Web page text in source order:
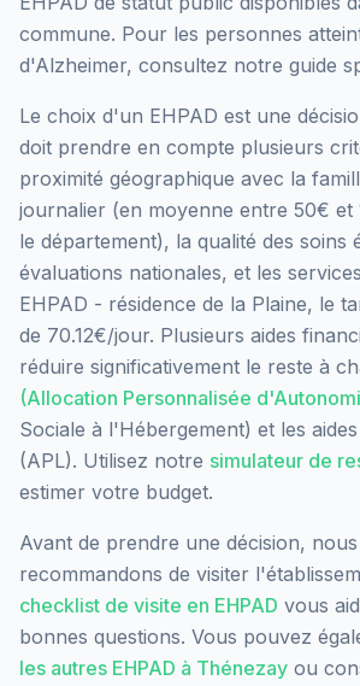
commune. Pour les personnes
d'Alzheimer, consultez notre guide
Le choix d'un EHPAD est une
doit prendre en compte plusieurs
proximité géographique avec la
journalier (en moyenne entre 50€ et
le département), la qualité des soins
évaluations nationales, et les
EHPAD - résidence de la Plaine, le
de 70.12€/jour. Plusieurs aides
réduire significativement le reste à
(Allocation Personnalisée
Sociale à l'Hébergement) et les
(APL). Utilisez notre simulateur de
estimer votre budget.
Avant de prendre une décision,
recommandons de visiter
checklist de visite en EHPAD vous
bonnes questions. Vous pouvez
les autres EHPAD à Thénezay ou